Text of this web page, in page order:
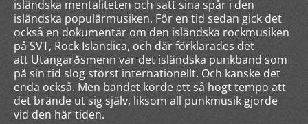
isländska mentaliteten och satt sina spår i den
isländska populärmusiken. För en tid sedan gick det
också en dokumentär om den isländska rockmusiken
på SVT, Rock Islandica, och där förklarades det
att Utangarðsmenn var det isländska punkband som
på sin tid slog störst internationellt. Och kanske det
enda också. Men bandet körde ett så högt tempo att
det brände ut sig själv, liksom all punkmusik gjorde
vid den här tiden.